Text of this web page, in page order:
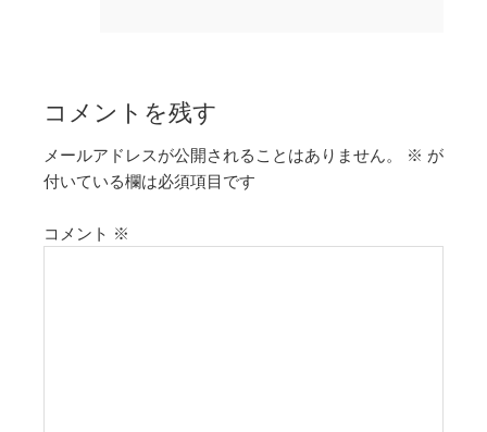
コメントを残す
メールアドレスが公開されることはありません。 ※ が
付いている欄は必須項目です
コメント ※